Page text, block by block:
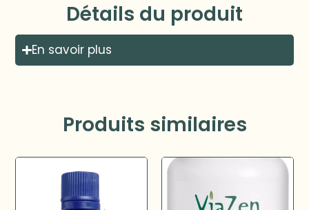
Détails du produit
En savoir plus
Produits similaires